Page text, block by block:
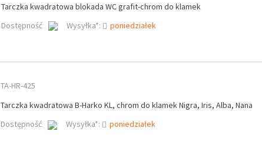
Tarczka kwadratowa blokada WC grafit-chrom do klamek
Dostępność
Wysyłka*: poniedziałek
TA-HR-425
Tarczka kwadratowa B-Harko KL, chrom do klamek Nigra, Iris, Alba, Nana
Dostępność
Wysyłka*: poniedziałek